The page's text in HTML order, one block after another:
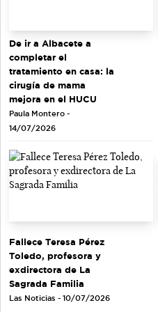
De ir a Albacete a
completar el
tratamiento en casa: la
cirugía de mama
mejora en el HUCU
Paula Montero -
14/07/2026
Fallece Teresa Pérez
Toledo, profesora y
exdirectora de La
Sagrada Familia
Las Noticias - 10/07/2026